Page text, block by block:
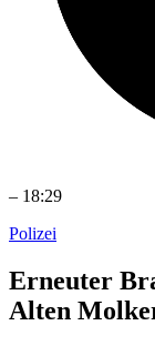
– 18:29
Polizei
Erneuter
Alten